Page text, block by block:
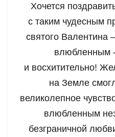
Хочется
с таким чудесным
святого Валентина
влюбленным
и восхитительно!
на Земле
великолепное
влюбленным
безграничной